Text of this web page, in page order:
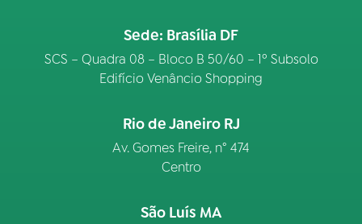
Sede: Brasília DF
SCS – Quadra 08 – Bloco B 50/60 – 1º Subsolo
Edifício Venâncio Shopping
Rio de Janeiro RJ
Av. Gomes Freire, n° 474
Centro
São Luís MA